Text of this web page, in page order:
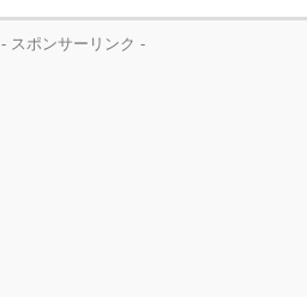
- スポンサーリンク -